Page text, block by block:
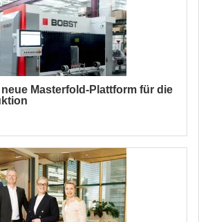
Masterfold-Plattform für die